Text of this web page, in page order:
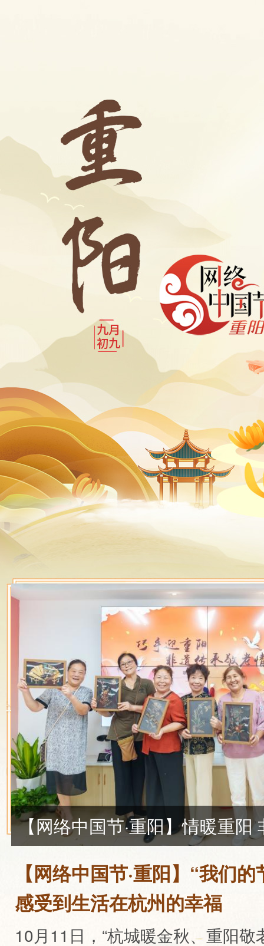
【网络中国节·重阳】“我们
感受到生活在杭州的幸福
10月11日，“杭城暖金秋、重阳敬